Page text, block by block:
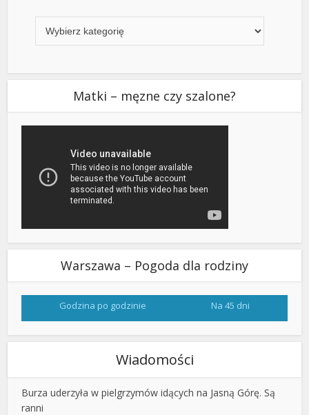
Matki – męzne czy szalone?
Warszawa – Pogoda dla rodziny
Godzina po godzinie Na 45 dni
Wiadomości
Burza uderzyła w pielgrzymów idących na Jasną Górę. Są
ranni